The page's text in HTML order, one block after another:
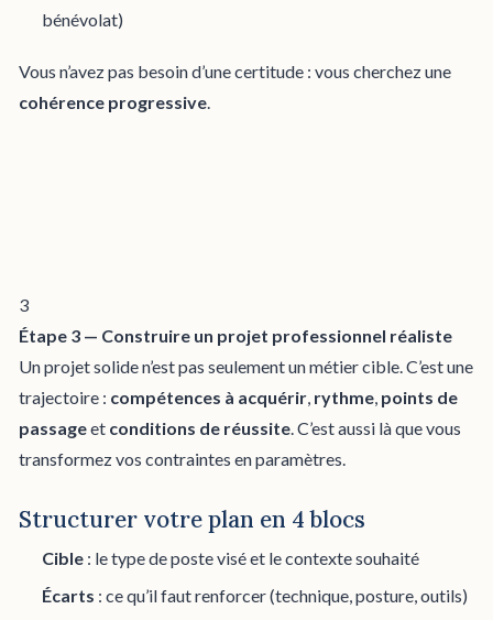
bénévolat)
Vous n’avez pas besoin d’une certitude : vous cherchez une
cohérence progressive.
3
Étape 3 — Construire un projet professionnel réaliste
Un projet solide n’est pas seulement un métier cible. C’est une
trajectoire : compétences à acquérir rythme points de
passageet conditions de réussite . C’est aussi là que vous
transformez vos contraintes en paramètres.
Structurer votre plan en 4 blocs
Cible : le type de poste visé et le contexte souhaité
Écarts : ce qu’il faut renforcer (technique, posture, outils)